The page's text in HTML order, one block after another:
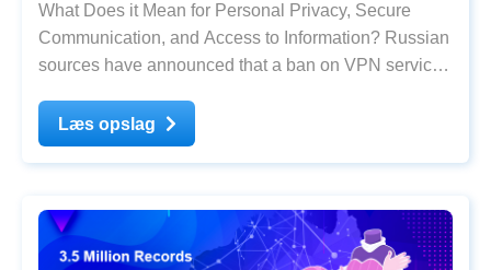
What Does it Mean for Personal Privacy, Secure
Communication, and Access to Information? Russian
sources have announced that a ban on VPN services
encompasses advertisements and websites that
provide information about how to bypass blocked
Læs opslag